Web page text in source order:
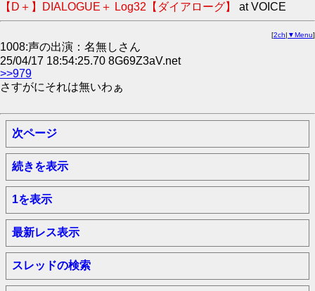
【D＋】DIALOGUE＋ Log32【ダイアローグ】 at VOICE
[2ch| ▼Menu]
1008:声の出演：名無しさん
25/04/17 18:54:25.70 8G69Z3aV.net
>>979
さすがにそれは無いわぁ
次ページ
続きを表示
1を表示
最新レス表示
スレッドの検索